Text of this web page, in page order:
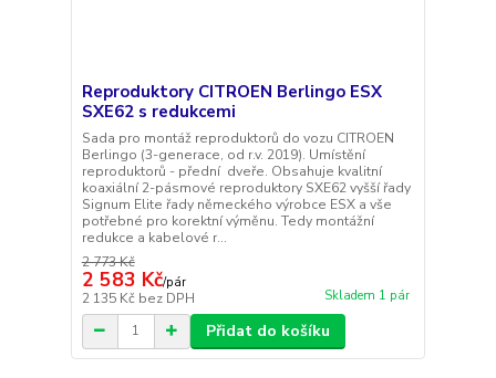
Reproduktory CITROEN Berlingo ESX
SXE62 s redukcemi
Sada pro montáž reproduktorů do vozu CITROEN
Berlingo (3-generace, od r.v. 2019). Umístění
reproduktorů - přední dveře. Obsahuje kvalitní
koaxiální 2-pásmové reproduktory SXE62 vyšší řady
Signum Elite řady německého výrobce ESX a vše
potřebné pro korektní výměnu. Tedy montážní
redukce a kabelové r...
2 773 Kč
2 583 Kč/pár
2 135 Kč bez DPH Skladem 1 pár
Přidat do košíku